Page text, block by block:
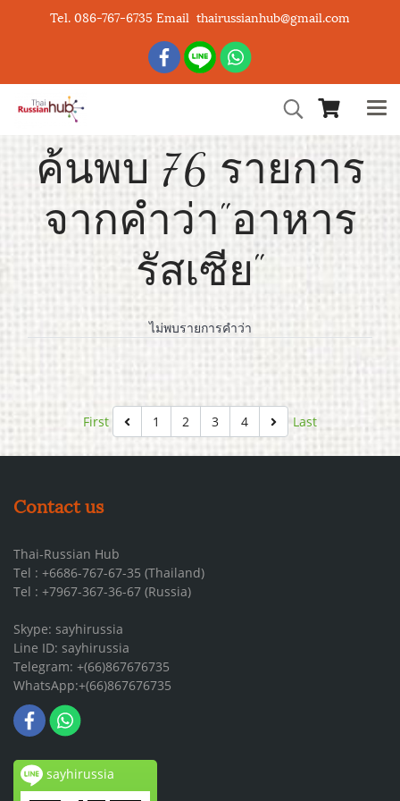
Tel. 086-767-6735 Email thairussianhub@gmail.com
ค้นพบ 76 รายการ
จากคำว่า"อาหาร
รัสเซีย"
ไม่พบรายการคำว่า
First 1 2 3 4 Last
Contact us
Thai-Russian Hub
Tel : +6686-767-67-35 (Thailand)
Tel : +7967-367-36-67 (Russia)
Skype: sayhirussia
Line ID: sayhirussia
Telegram: +(66)867676735
WhatsApp:+(66)867676735
sayhirussia